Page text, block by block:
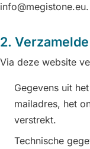
info@megistone.eu.
2.
Via deze website
Gegevens uit
mailadres, het
verstrekt.
Technische